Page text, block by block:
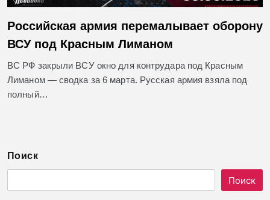
Российская армия перемалывает оборону
ВСУ под Красным Лиманом
ВС РФ закрыли ВСУ окно для контрудара под Красным
Лиманом — сводка за 6 марта. Русская армия взяла под
полный…
Поиск
Поиск